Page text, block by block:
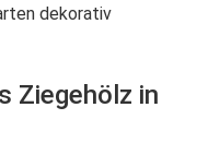
dekorativ
Ziegehölz in